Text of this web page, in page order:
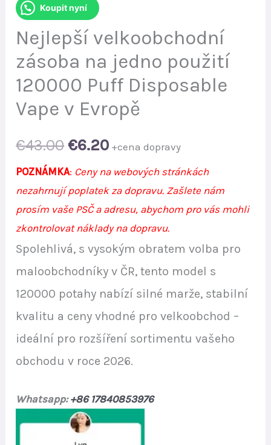
Koupit nyní
Nejlepší velkoobchodní
zásoba na jedno použití
120000 Puff Disposable
Vape v Evropě
€43.00 Original
price
was:
€43.00.
€6.20Current
price
is:
€6.20.
+cena dopravy
POZNÁMKA: Ceny na webových stránkách
nezahrnují poplatek za dopravu. Zašlete nám
prosím vaše PSČ a adresu, abychom pro vás mohli
zkontrolovat náklady na dopravu.
Spolehlivá, s vysokým obratem volba pro
maloobchodníky v ČR, tento model s
120000 potahy nabízí silné marže, stabilní
kvalitu a ceny vhodné pro velkoobchod –
ideální pro rozšíření sortimentu vašeho
obchodu v roce 2026.
Whatsapp:+86 17840853976